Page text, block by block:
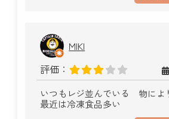
MIKI
評価：
いつもレジ並んでいる 物によ
最近は冷凍食品多い